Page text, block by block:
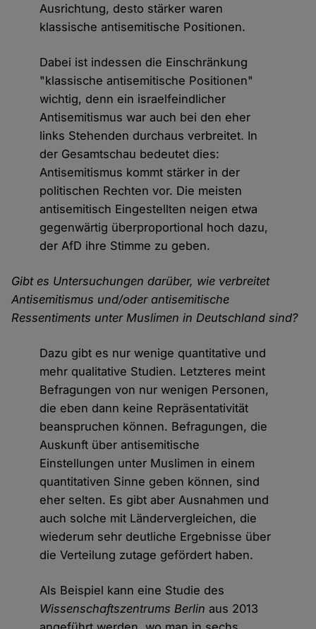
Ausrichtung, desto stärker waren
klassische antisemitische Positionen.
Dabei ist indessen die Einschränkung
"klassische antisemitische Positionen"
wichtig, denn ein israelfeindlicher
Antisemitismus war auch bei den eher
links Stehenden durchaus verbreitet. In
der Gesamtschau bedeutet dies:
Antisemitismus kommt stärker in der
politischen Rechten vor. Die meisten
antisemitisch Eingestellten neigen etwa
gegenwärtig überproportional hoch dazu,
der AfD ihre Stimme zu geben.
Gibt es Untersuchungen darüber, wie verbreitet
Antisemitismus und/oder antisemitische
Ressentiments unter Muslimen in Deutschland sind?
Dazu gibt es nur wenige quantitative und
mehr qualitative Studien. Letzteres meint
Befragungen von nur wenigen Personen,
die eben dann keine Repräsentativität
beanspruchen können. Befragungen, die
Auskunft über antisemitische
Einstellungen unter Muslimen in einem
quantitativen Sinne geben können, sind
eher selten. Es gibt aber Ausnahmen und
auch solche mit Ländervergleichen, die
wiederum sehr deutliche Ergebnisse über
die Verteilung zutage gefördert haben.
Als Beispiel kann eine Studie des
Wissenschaftszentrums Berlin aus 2013